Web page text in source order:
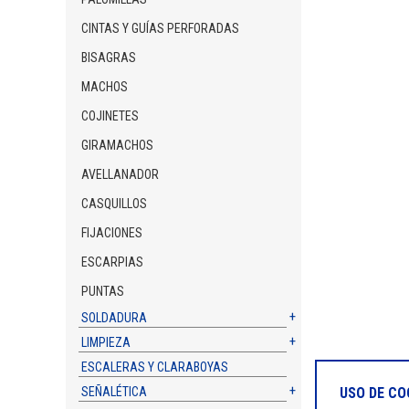
CINTAS Y GUÍAS PERFORADAS
BISAGRAS
MACHOS
COJINETES
GIRAMACHOS
AVELLANADOR
CASQUILLOS
FIJACIONES
ESCARPIAS
PUNTAS
SOLDADURA
LIMPIEZA
ESCALERAS Y CLARABOYAS
SEÑALÉTICA
USO DE